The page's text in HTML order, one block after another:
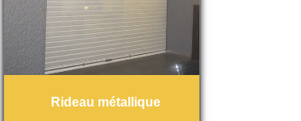
Rideau métallique